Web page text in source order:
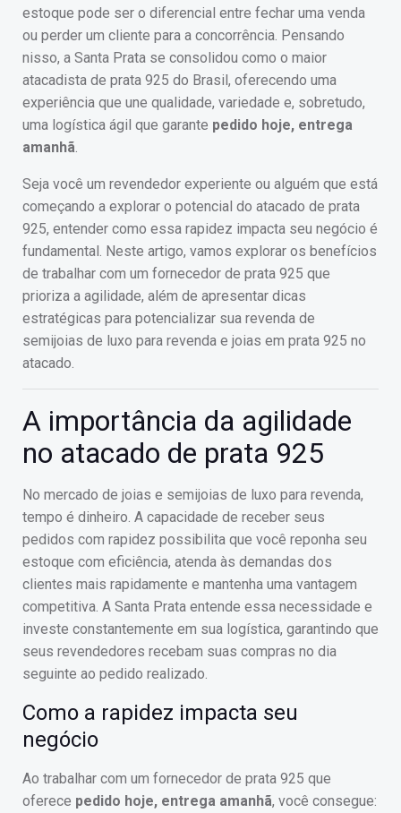
estoque pode ser o diferencial entre fechar uma venda
ou perder um cliente para a concorrência. Pensando
nisso, a Santa Prata se consolidou como o maior
atacadista de prata 925 do Brasil, oferecendo uma
experiência que une qualidade, variedade e, sobretudo,
uma logística ágil que garante pedido hoje, entrega
amanhã.
Seja você um revendedor experiente ou alguém que está
começando a explorar o potencial do atacado de prata
925, entender como essa rapidez impacta seu negócio é
fundamental. Neste artigo, vamos explorar os benefícios
de trabalhar com um fornecedor de prata 925 que
prioriza a agilidade, além de apresentar dicas
estratégicas para potencializar sua revenda de
semijoias de luxo para revenda e joias em prata 925 no
atacado.
A importância da agilidade
no atacado de prata 925
No mercado de joias e semijoias de luxo para revenda,
tempo é dinheiro. A capacidade de receber seus
pedidos com rapidez possibilita que você reponha seu
estoque com eficiência, atenda às demandas dos
clientes mais rapidamente e mantenha uma vantagem
competitiva. A Santa Prata entende essa necessidade e
investe constantemente em sua logística, garantindo que
seus revendedores recebam suas compras no dia
seguinte ao pedido realizado.
Como a rapidez impacta seu
negócio
Ao trabalhar com um fornecedor de prata 925 que
oferece pedido hoje, entrega amanhã, você consegue: